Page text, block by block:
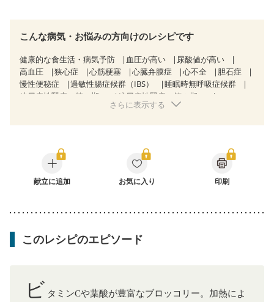
こんな病気・お悩みの方向けのレシピです
健康的な食生活・病気予防 血圧が高い
尿酸値が高い
高血圧
狭心症 心筋梗塞 心臓弁膜症 心不全
胆石症
慢性便秘症
過敏性腸症候群（IBS）
睡眠時無呼吸症候群
糖尿病性腎症（第１期）
糖尿病性腎症（第２期）
乳がん（抗がん剤治療中）
乳がん（ホルモン療法中）
フレイル（年齢に合わせた体作り）
貧血対策
ニキビ・肌荒れ
更年期
さらに表示する
献立に追加 お気に入り 印刷
このレシピのエピソード
ビ タミンCや葉酸が豊富なブロッコリー。加熱によ